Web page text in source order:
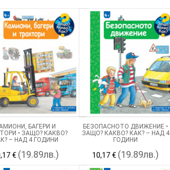
БАГЕРИ И
• ЗАЩО? КАКВО?
– НАД 4 ГОДИНИ
€ (19.89лв.)
БЕЗОПАСНОТО ДВИЖЕНИЕ •
ЗАЩО? КАКВО? КАК? – НАД 4
ГОДИНИ
10,17 € (19.89лв.)